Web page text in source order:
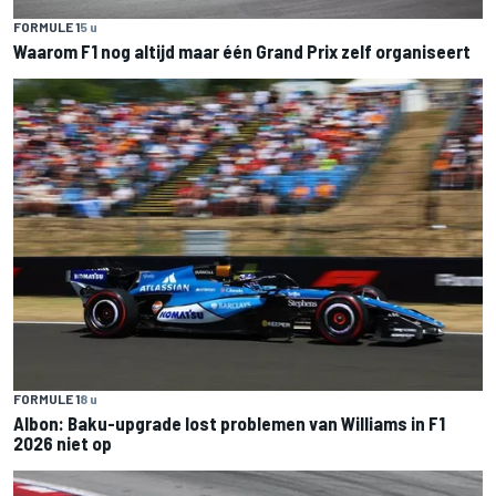
FORMULE 15 u
Waarom F1 nog altijd maar één Grand Prix zelf organiseert
FORMULE 18 u
Albon: Baku-upgrade lost problemen van Williams in F1
2026 niet op